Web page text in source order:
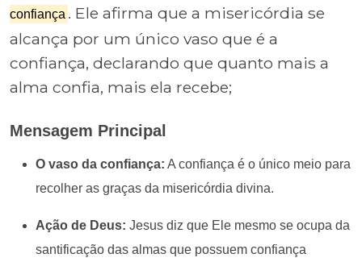
confiança . Ele afirma que a misericórdia se
alcança por um único vaso que é a
confiança, declarando que quanto mais a
alma confia, mais ela recebe;
Mensagem Principal
O vaso da confiança: A confiança é o único meio para
recolher as graças da misericórdia divina.
Ação de Deus: Jesus diz que Ele mesmo se ocupa da
santificação das almas que possuem confiança